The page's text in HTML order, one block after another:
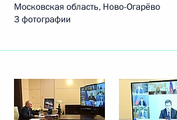
Московская область, Ново-Огарёво
3 фотографии